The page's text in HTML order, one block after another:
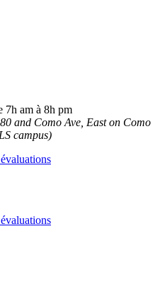
7h am à 8h pm
and Como Ave, East on Como
campus)